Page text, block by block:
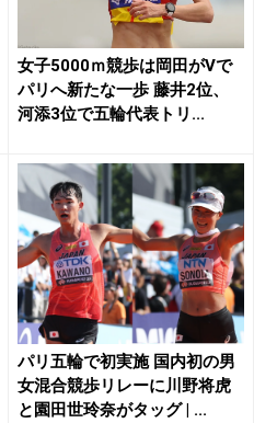
女子5000ｍ競歩は岡田がVで
パリへ新たな一歩 藤井2位、
河添3位で五輪代表トリ...
パリ五輪で初実施 国内初の男
女混合競歩リレーに川野将虎
と園田世玲奈がタッグ | ...